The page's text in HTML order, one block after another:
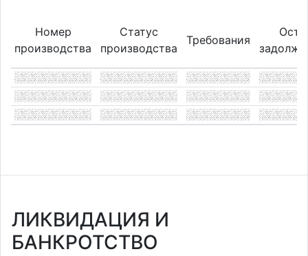
Номер
производства
Статус
производства
Требования
ЛИКВИДАЦИЯ И
БАНКРОТСТВО